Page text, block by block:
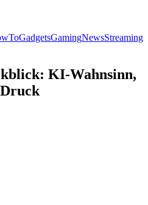
GadgetsGamingNewsStreaming
KI-Wahnsinn,